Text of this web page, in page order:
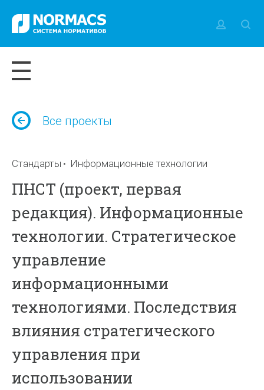
Все проекты
Стандарты Информационные технологии
ПНСТ (проект, первая
редакция). Информационные
технологии. Стратегическое
управление
информационными
технологиями. Последствия
влияния стратегического
управления при
использовании